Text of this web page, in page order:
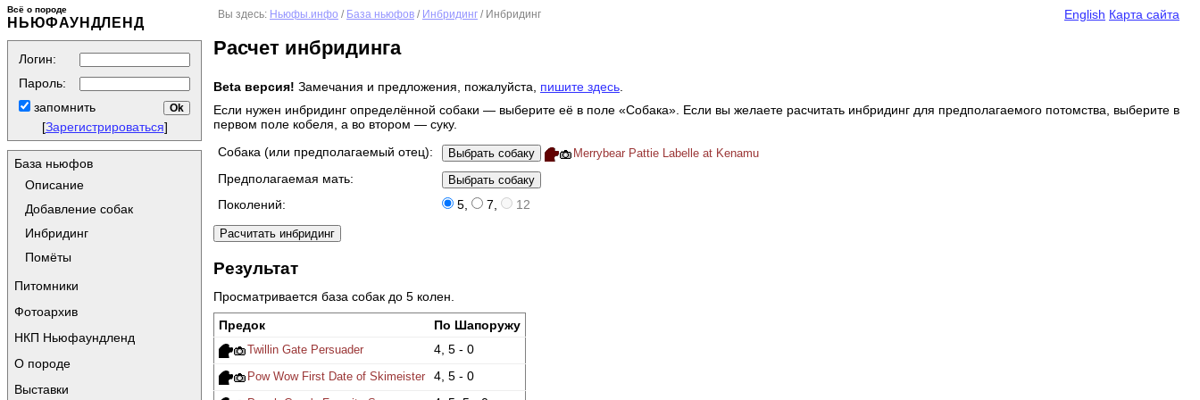
Всё о породе
НЬЮФАУНДЛЕНД
Логин:
Пароль:
запомнить
[Зарегистрироваться]
База ньюфов
Описание
Добавление собак
Инбридинг
Помёты
Питомники
Фотоархив
НКП Ньюфаундленд
О породе
Выставки
English Карта сайта
Вы здесь: Ньюфы.инфо / База ньюфов / Инбридинг / Инбридинг
Расчет инбридинга
Beta версия! Замечания и предложения, пожалуйста, пишите здесь
Если нужен инбридинг определённой собаки — выберите её в поле «Собака». Если вы желаете расчитать инбридинг для предполагаемого потомства, выберите в
первом поле кобеля, а во втором — суку.
Собака (или предполагаемый отец):
Merrybear Pattie Labelle at Kenamu
Предполагаемая мать:
Поколений:
5 7 12
Результат
Просматривается база собак до 5 колен.
Предок По Шапоружу
Twillin Gate Persuader 4, 5 - 0
Pow Wow First Date of Skimeister 4, 5 - 0